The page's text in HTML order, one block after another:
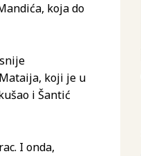
koja do
koji je u
i Šantić
I onda,